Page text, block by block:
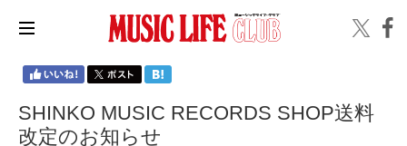
SHINKO MUSIC RECORDS SHOP送料
改定のお知らせ